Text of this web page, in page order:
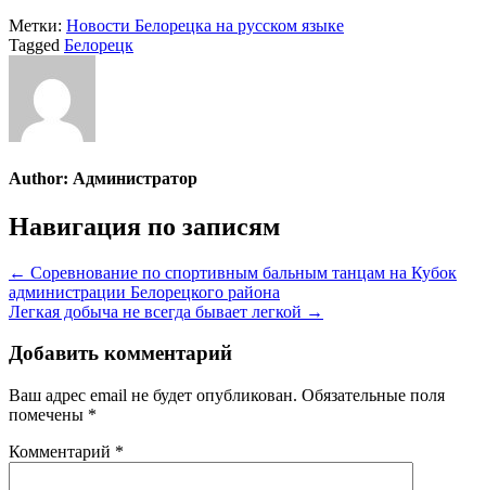
Метки: Новости Белорецка на русском языке
Tagged Белорецк
Author: Администратор
Навигация по записям
← Соревнование по спортивным бальным танцам на Кубок
администрации Белорецкого района
Легкая добыча не всегда бывает легкой →
Добавить комментарий
Ваш адрес email не будет опубликован. Обязательные поля
помечены *
Комментарий *